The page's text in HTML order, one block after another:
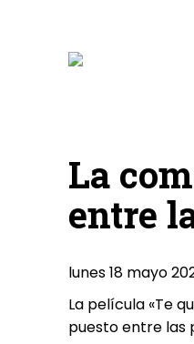
La
entre
lunes 18 mayo
La película «Te
puesto entre las